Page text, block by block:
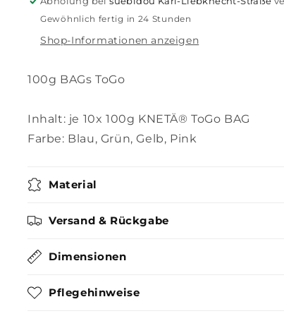
Gewöhnlich fertig in 24 Stunden
Shop-Informationen anzeigen
100g BAGs ToGo
Inhalt: je 10x 100g KNETÄ® ToGo BAG
Farbe: Blau, Grün, Gelb, Pink
Material
Versand & Rückgabe
Dimensionen
Pflegehinweise